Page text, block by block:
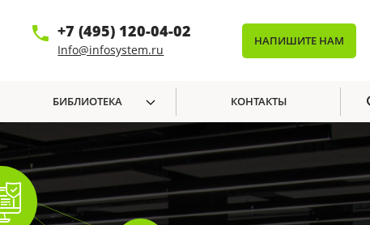
+7 (495) 120-04-02
Info@infosystem.ru
НАПИШИТЕ НАМ
БИБЛИОТЕКА КОНТАКТЫ